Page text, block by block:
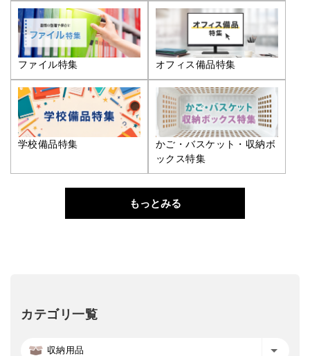
ファイル特集 オフィス備品特集
学校備品特集
かご・バスケット・収納ボ
ックス特集
もっとみる
カテゴリ一覧
収納用品